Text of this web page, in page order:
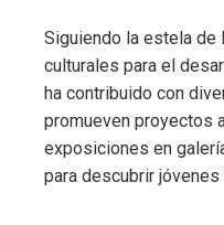
Siguiendo la estela de
culturales para el
ha contribuido con
promueven proyectos
exposiciones en
para descubrir jóvenes